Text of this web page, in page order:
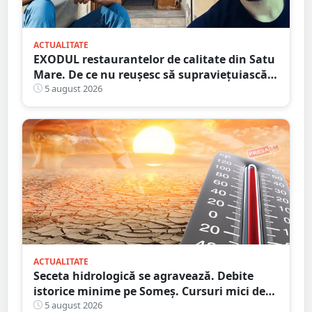
ACTUALITATE
EXODUL restaurantelor de calitate din Satu
Mare. De ce nu reușesc să supraviețuiască
localurile cu adevărat speciale?
5 august 2026
ACTUALITATE
Seceta hidrologică se agravează. Debite
istorice minime pe Someș. Cursuri mici de
ape au secat
5 august 2026